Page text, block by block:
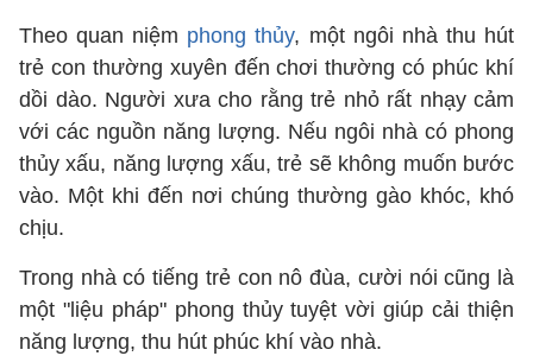
Theo quan niệm phong thủy, một ngôi nhà thu hút
trẻ con thường xuyên đến chơi thường có phúc khí
dồi dào. Người xưa cho rằng trẻ nhỏ rất nhạy cảm
với các nguồn năng lượng. Nếu ngôi nhà có phong
thủy xấu, năng lượng xấu, trẻ sẽ không muốn bước
vào. Một khi đến nơi chúng thường gào khóc, khó
chịu.
Trong nhà có tiếng trẻ con nô đùa, cười nói cũng là
một "liệu pháp" phong thủy tuyệt vời giúp cải thiện
năng lượng, thu hút phúc khí vào nhà.